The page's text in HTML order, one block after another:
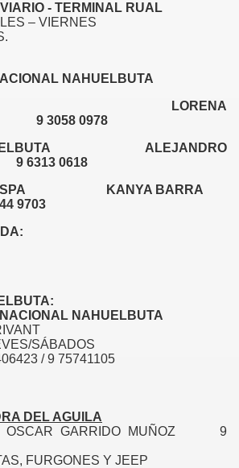
- TERMINAL RUAL
– VIERNES
NAHUELBUTA
AWEM LORENA
9 3058 0978
ALEJANDRO
0618
SPA KANYA BARRA
NAHUELBUTA
SÁBADOS
/ 9 75741105
DEL AGUILA
OSCAR GARRIDO MUÑOZ 9
FURGONES Y JEEP